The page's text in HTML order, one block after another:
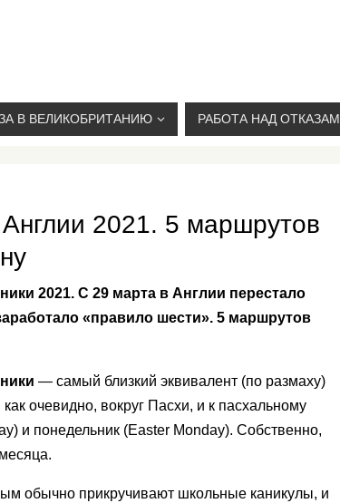
+7(926)734-03-33, +7(926)274-03-33,
В ВЕЛИКОБРИТАНИЮ РАБОТА НАД
2021. 5 маршрутов
2021. С 29 марта в Англии перестало
«правило шести». 5 маршрутов
— самый близкий эквивалент (по размаху)
очевидно, вокруг Пасхи, и к пасхальному
и понедельник (Easter Monday). Собственно,
обычно прикручивают школьные каникулы, и